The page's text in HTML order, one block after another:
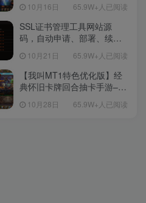
理单机一键即玩镜像端-打包
Linux服务端源码-视频架设
教程
10月16日 65.9W+人已阅读
SSL证书管理工具网站源
码，自动申请、部署、续期
10月21日 65.9W+人已阅读
【我叫MT1特色优化版】经
典怀旧卡牌回合抽卡手游–打
教程-多功能GM后台工具-网
10月28日 65.9W+人已阅读